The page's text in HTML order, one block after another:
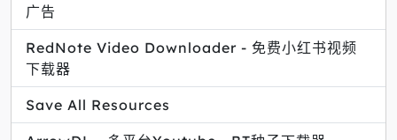
广告
RedNote Video Downloader - 免费小红书视频
下载器
Save All Resources